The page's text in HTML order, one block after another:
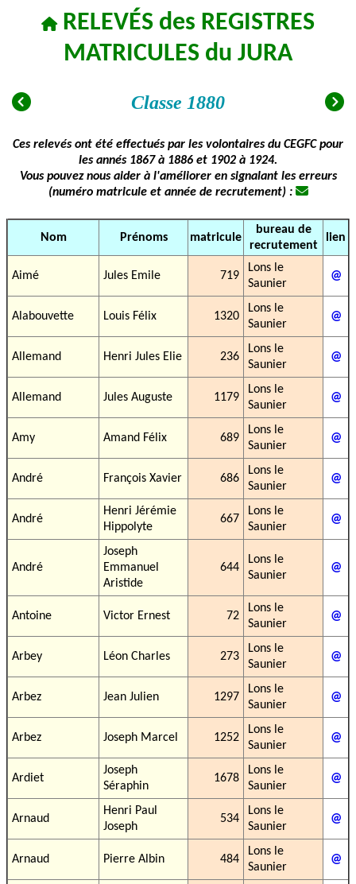
RELEVÉS des REGISTRES
MATRICULES du JURA
Classe 1880
Ces relevés ont été effectués par les volontaires du CEGFC pour
les annés 1867 à 1886 et 1902 à 1924.
Vous pouvez nous aider à l'améliorer en signalant les erreurs
(numéro matricule et année de recrutement) :
Nom Prénoms matricule
bureau de
recrutement
lien
Aimé Jules Emile 719
Lons le
Saunier
@
Alabouvette Louis Félix 1320
Lons le
Saunier
@
Allemand Henri Jules Elie 236
Lons le
Saunier
@
Allemand Jules Auguste 1179
Lons le
Saunier
@
Amy Amand Félix 689
Lons le
Saunier
@
André François Xavier 686
Lons le
Saunier
@
André
Henri Jérémie
Hippolyte
667
Lons le
Saunier
@
André
Joseph
Emmanuel
Aristide
644
Lons le
Saunier
@
Antoine Victor Ernest 72
Lons le
Saunier
@
Arbey Léon Charles 273
Lons le
Saunier
@
Arbez Jean Julien 1297
Lons le
Saunier
@
Arbez Joseph Marcel 1252
Lons le
Saunier
@
Ardiet
Joseph
Séraphin
1678
Lons le
Saunier
@
Arnaud
Henri Paul
Joseph
534
Lons le
Saunier
@
Arnaud Pierre Albin 484
Lons le
Saunier
@